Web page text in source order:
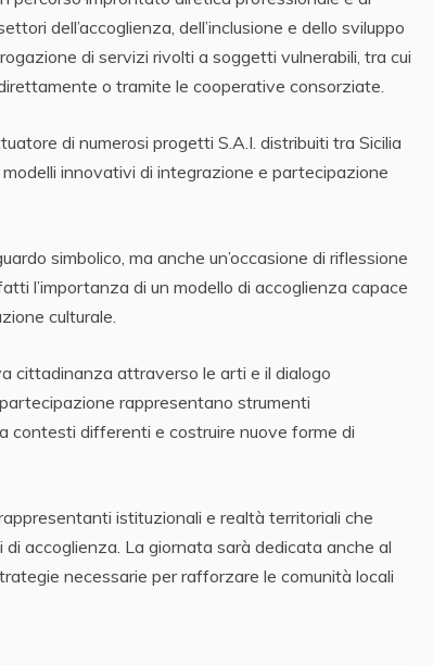
dell’accoglienza, dell’inclusione e dello sviluppo
di servizi rivolti a soggetti vulnerabili, tra cui
o tramite le cooperative consorziate.
di numerosi progetti S.A.I. distribuiti tra Sicilia
innovativi di integrazione e partecipazione
simbolico, ma anche un’occasione di riflessione
l’importanza di un modello di accoglienza capace
culturale.
cittadinanza attraverso le arti e il dialogo
rappresentano strumenti
contesti differenti e costruire nuove forme di
istituzionali e realtà territoriali che
accoglienza. La giornata sarà dedicata anche al
necessarie per rafforzare le comunità locali